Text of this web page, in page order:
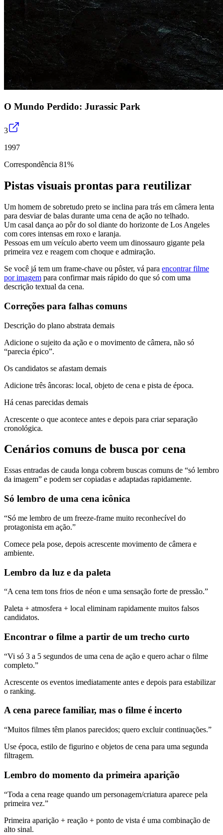
O Mundo Perdido: Jurassic Park
3
1997
Correspondência 81%
Pistas visuais prontas para reutilizar
Um homem de sobretudo preto se inclina para trás em câmera lenta
para desviar de balas durante uma cena de ação no telhado.
Um casal dança ao pôr do sol diante do horizonte de Los Angeles
com cores intensas em roxo e laranja.
Pessoas em um veículo aberto veem um dinossauro gigante pela
primeira vez e reagem com choque e admiração.
Se você já tem um frame-chave ou pôster, vá para encontrar filme
por imagem para confirmar mais rápido do que só com uma
descrição textual da cena.
Correções para falhas comuns
Descrição do plano abstrata demais
Adicione o sujeito da ação e o movimento de câmera, não só
“parecia épico”.
Os candidatos se afastam demais
Adicione três âncoras: local, objeto de cena e pista de época.
Há cenas parecidas demais
Acrescente o que acontece antes e depois para criar separação
cronológica.
Cenários comuns de busca por cena
Essas entradas de cauda longa cobrem buscas comuns de “só lembro
da imagem” e podem ser copiadas e adaptadas rapidamente.
Só lembro de uma cena icônica
“Só me lembro de um freeze-frame muito reconhecível do
protagonista em ação.”
Comece pela pose, depois acrescente movimento de câmera e
ambiente.
Lembro da luz e da paleta
“A cena tem tons frios de néon e uma sensação forte de pressão.”
Paleta + atmosfera + local eliminam rapidamente muitos falsos
candidatos.
Encontrar o filme a partir de um trecho curto
“Vi só 3 a 5 segundos de uma cena de ação e quero achar o filme
completo.”
Acrescente os eventos imediatamente antes e depois para estabilizar
o ranking.
A cena parece familiar, mas o filme é incerto
“Muitos filmes têm planos parecidos; quero excluir continuações.”
Use época, estilo de figurino e objetos de cena para uma segunda
filtragem.
Lembro do momento da primeira aparição
“Toda a cena reage quando um personagem/criatura aparece pela
primeira vez.”
Primeira aparição + reação + ponto de vista é uma combinação de
alto sinal.